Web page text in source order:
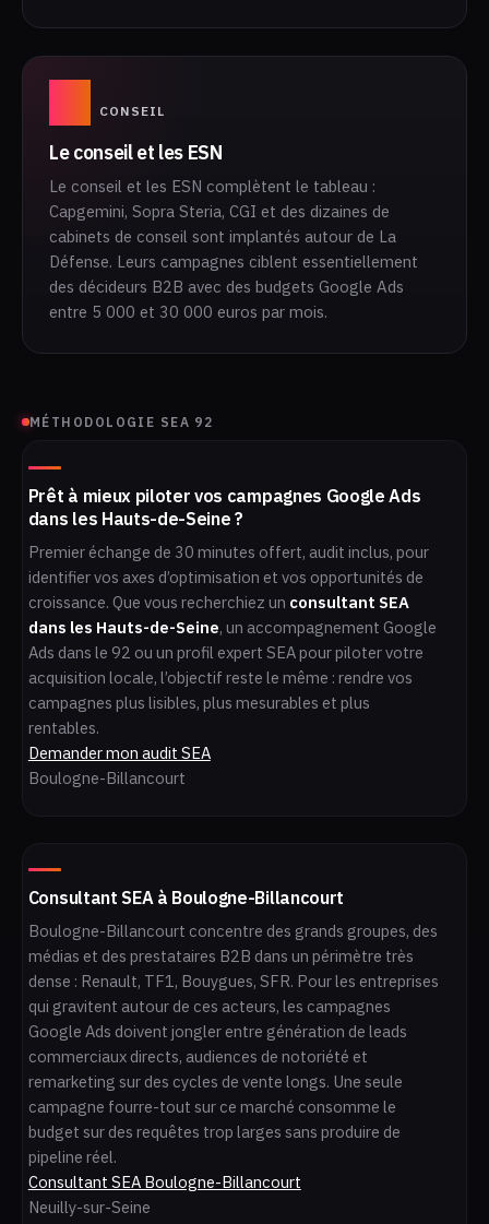
CONSEIL
Le conseil et les ESN
Le conseil et les ESN complètent le tableau :
Capgemini, Sopra Steria, CGI et des dizaines de
cabinets de conseil sont implantés autour de La
Défense. Leurs campagnes ciblent essentiellement
des décideurs B2B avec des budgets Google Ads
entre 5 000 et 30 000 euros par mois.
MÉTHODOLOGIE SEA 92
Prêt à mieux piloter vos campagnes Google Ads
dans les Hauts-de-Seine ?
Premier échange de 30 minutes offert, audit inclus, pour
identifier vos axes d’optimisation et vos opportunités de
croissance. Que vous recherchiez un consultant SEA
dans les Hauts-de-Seine, un accompagnement Google
Ads dans le 92 ou un profil expert SEA pour piloter votre
acquisition locale, l’objectif reste le même : rendre vos
campagnes plus lisibles, plus mesurables et plus
rentables.
Demander mon audit SEA
Boulogne-Billancourt
Consultant SEA à Boulogne-Billancourt
Boulogne-Billancourt concentre des grands groupes, des
médias et des prestataires B2B dans un périmètre très
dense : Renault, TF1, Bouygues, SFR. Pour les entreprises
qui gravitent autour de ces acteurs, les campagnes
Google Ads doivent jongler entre génération de leads
commerciaux directs, audiences de notoriété et
remarketing sur des cycles de vente longs. Une seule
campagne fourre-tout sur ce marché consomme le
budget sur des requêtes trop larges sans produire de
pipeline réel.
Consultant SEA Boulogne-Billancourt
Neuilly-sur-Seine